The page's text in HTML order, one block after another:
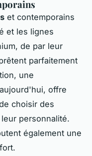
et contemporains
et les lignes
de par leur
parfaitement
une
offre
choisir des
personnalité.
également une